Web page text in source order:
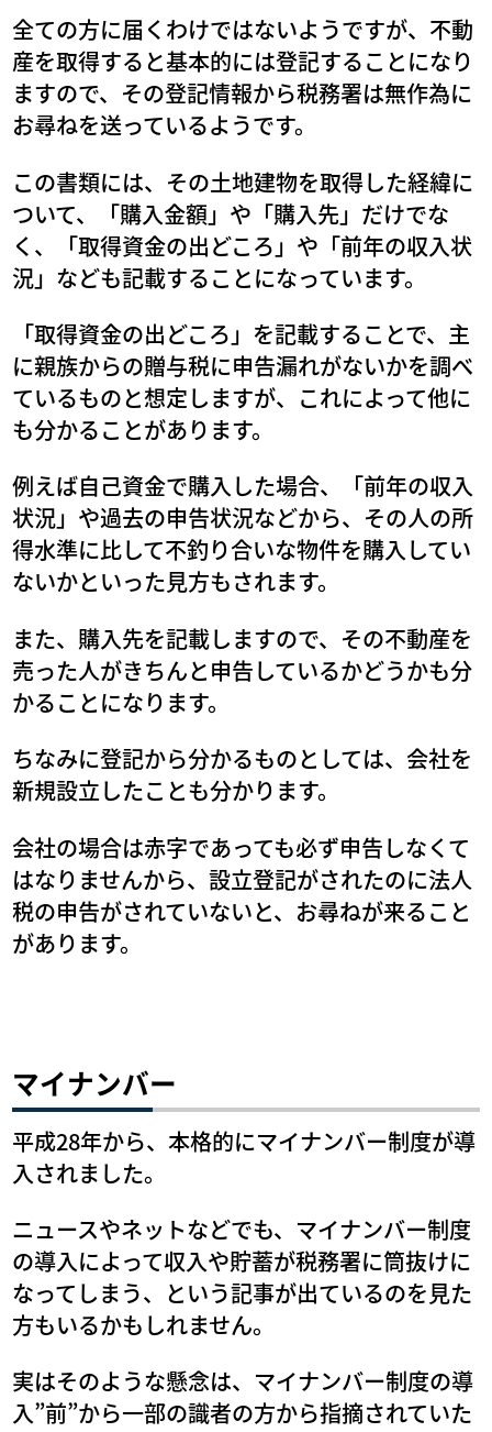
全ての方に届くわけではないようですが、不動
産を取得すると基本的には登記することになり
ますので、その登記情報から税務署は無作為に
お尋ねを送っているようです。
この書類には、その土地建物を取得した経緯に
ついて、「購入金額」や「購入先」だけでな
く、「取得資金の出どころ」や「前年の収入状
況」なども記載することになっています。
「取得資金の出どころ」を記載することで、主
に親族からの贈与税に申告漏れがないかを調べ
ているものと想定しますが、これによって他に
も分かることがあります。
例えば自己資金で購入した場合、「前年の収入
状況」や過去の申告状況などから、その人の所
得水準に比して不釣り合いな物件を購入してい
ないかといった見方もされます。
また、購入先を記載しますので、その不動産を
売った人がきちんと申告しているかどうかも分
かることになります。
ちなみに登記から分かるものとしては、会社を
新規設立したことも分かります。
会社の場合は赤字であっても必ず申告しなくて
はなりませんから、設立登記がされたのに法人
税の申告がされていないと、お尋ねが来ること
があります。
マイナンバー
平成28年から、本格的にマイナンバー制度が導
入されました。
ニュースやネットなどでも、マイナンバー制度
の導入によって収入や貯蓄が税務署に筒抜けに
なってしまう、という記事が出ているのを見た
方もいるかもしれません。
実はそのような懸念は、マイナンバー制度の導
入”前”から一部の識者の方から指摘されていた